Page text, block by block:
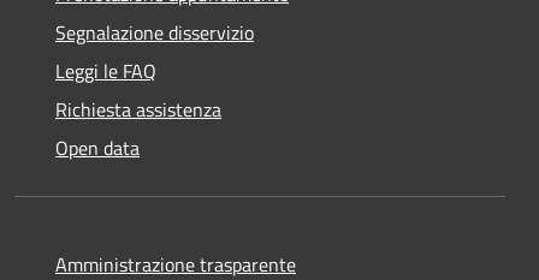
Segnalazione disservizio
Leggi le FAQ
Richiesta assistenza
Open data
Amministrazione trasparente